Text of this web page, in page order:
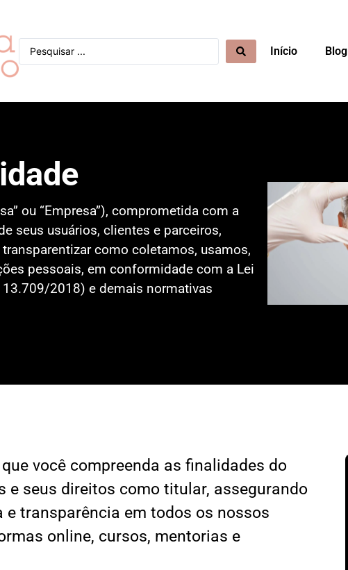
Início Blog
ou “Empresa”), comprometida com a
seus usuários, clientes e parceiros,
como coletamos, usamos,
pessoais, em conformidade com a Lei
13.709/2018) e demais normativas
você compreenda as finalidades do
e seus direitos como titular, assegurando
e transparência em todos os nossos
online, cursos, mentorias e